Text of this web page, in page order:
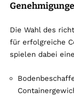
Die Wahl des
für erfolgreiche
spielen dabei